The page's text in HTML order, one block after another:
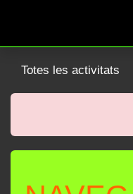
Totes les activitats